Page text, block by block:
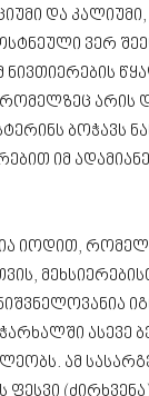
და კალიუმი,
ვერ
არის
ბოჭავს
იმ
იოდით,
ასევე
ამ